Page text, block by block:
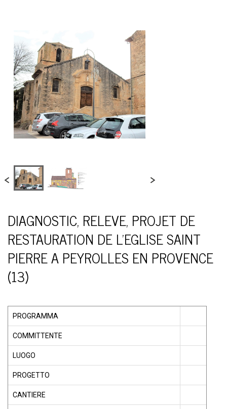
DIAGNOSTIC, RELEVE, PROJET DE
RESTAURATION DE L'EGLISE SAINT
PIERRE A PEYROLLES EN PROVENCE
(13)
PROGRAMMA
COMMITTENTE
LUOGO
PROGETTO
CANTIERE